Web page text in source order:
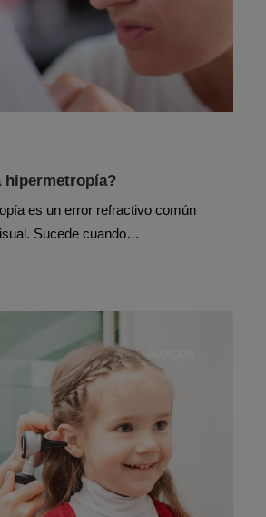
hipermetropía?
es un error refractivo común
Sucede cuando…